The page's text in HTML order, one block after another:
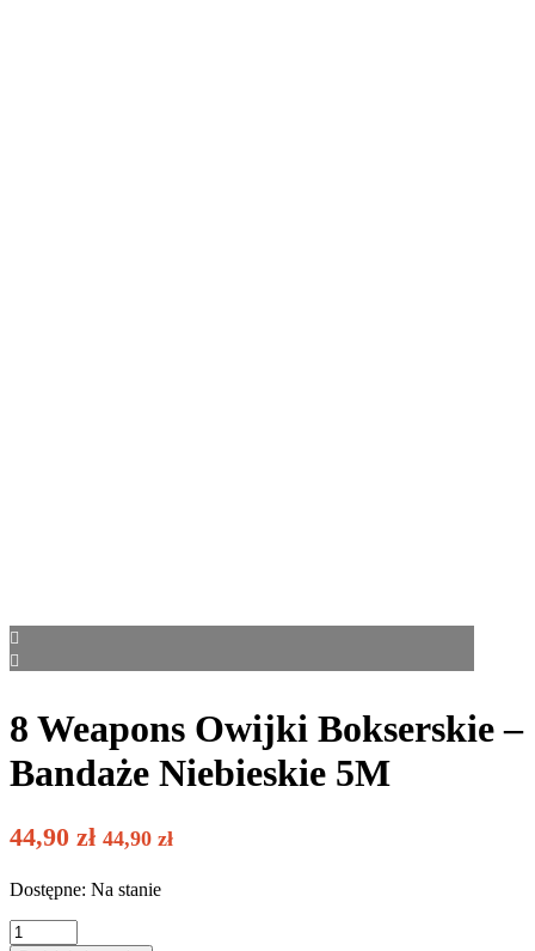
8 Weapons Owijki Bokserskie –
Bandaże Niebieskie 5M
44,90 zł 44,90 zł
Dostępne: Na stanie
8